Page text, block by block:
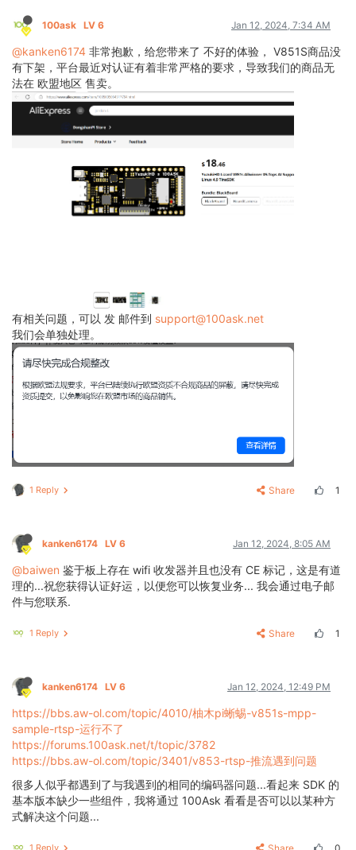
100ask LV 6 Jan 12, 2024, 7:34 AM
@kanken6174 非常抱歉，给您带来了 不好的体验， V851S商品没
有下架，平台最近对认证有着非常严格的要求，导致我们的商品无
法在 欧盟地区 售卖。
有相关问题，可以 发 邮件到 support@100ask.net
我们会单独处理。
1 Reply Share 1
kanken6174 LV 6 Jan 12, 2024, 8:05 AM
@baiwen 鉴于板上存在 wifi 收发器并且也没有 CE 标记，这是有道
理的...祝您获得认证好运，以便您可以恢复业务... 我会通过电子邮
件与您联系.
1 Reply Share 1
kanken6174 LV 6 Jan 12, 2024, 12:49 PM
https://bbs.aw-ol.com/topic/4010/柚木pi蜥蜴-v851s-mpp-
sample-rtsp-运行不了
https://forums.100ask.net/t/topic/3782
https://bbs.aw-ol.com/topic/3401/v853-rtsp-推流遇到问题
很多人似乎都遇到了与我遇到的相同的编码器问题...看起来 SDK 的
基本版本缺少一些组件，我将通过 100Ask 看看是否可以以某种方
式解决这个问题...
1 Reply